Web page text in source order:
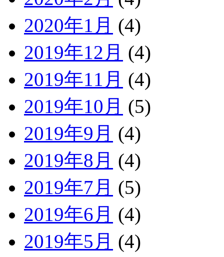
2020年1月 (4)
2019年12月 (4)
2019年11月 (4)
2019年10月 (5)
2019年9月 (4)
2019年8月 (4)
2019年7月 (5)
2019年6月 (4)
2019年5月 (4)